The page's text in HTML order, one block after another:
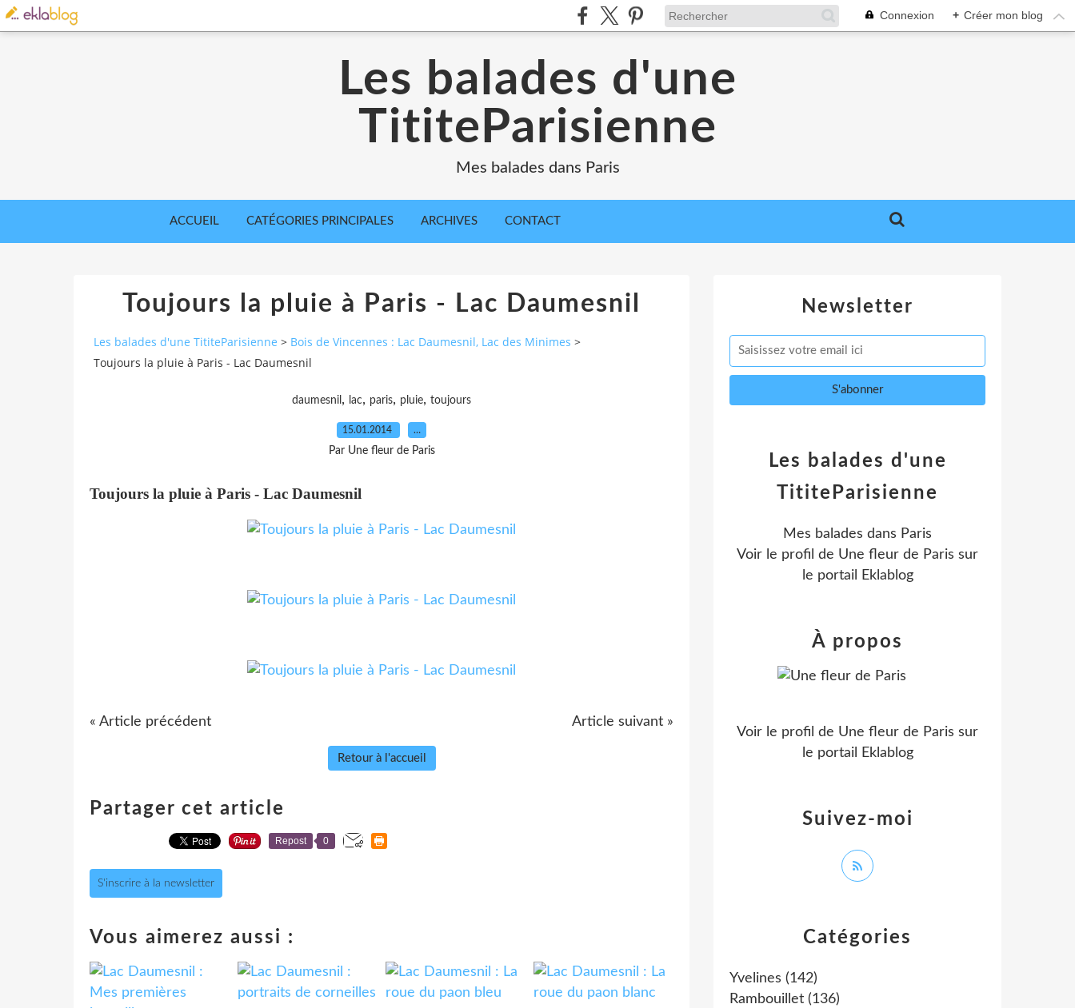
Connexion + Créer mon blog
Les balades d'une
TititeParisienne
Mes balades dans Paris
ACCUEIL CATÉGORIES PRINCIPALES ARCHIVES CONTACT
Toujours la pluie à Paris - Lac Daumesnil
Les balades d'une TititeParisienne > Bois de Vincennes : Lac Daumesnil, Lac des Minimes >
Toujours la pluie à Paris - Lac Daumesnil
daumesnil , lac, paris, pluie, toujours
15.01.2014 …
Par Une fleur de Paris
Toujours la pluie à Paris - Lac Daumesnil
« Article précédent Article suivant »
Retour à l'accueil
Partager cet article
Repost 0
S'inscrire à la newsletter
Vous aimerez aussi :
Newsletter
Catégories
Yvelines (142)
Rambouillet (136)
Les balades d'une
TititeParisienne
Mes balades dans Paris
Voir le profil de Une fleur de Paris sur
le portail Eklablog
Suivez-moi
À propos
Voir le profil de Une fleur de Paris sur
le portail Eklablog